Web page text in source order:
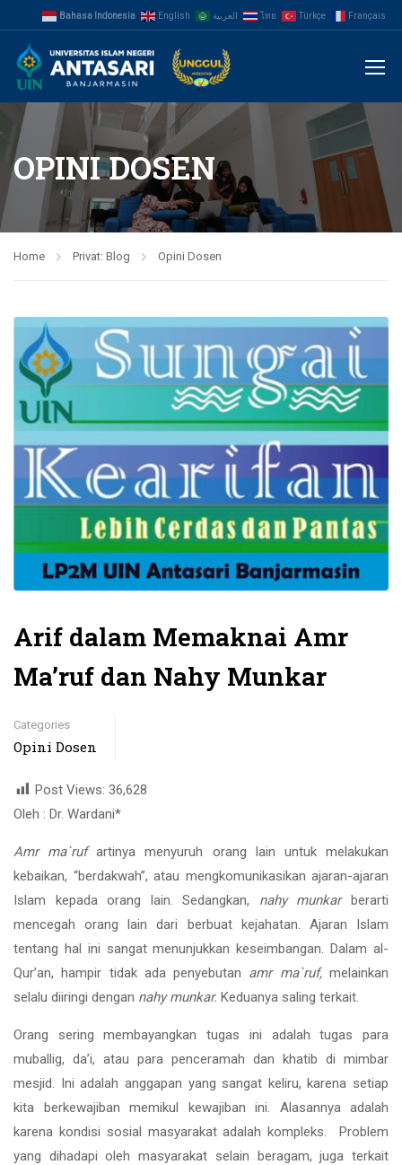
Bahasa Indonesia English العربية ไทย Türkçe Français
OPINI DOSEN
Home Privat: Blog Opini Dosen
Arif dalam Memaknai Amr
Ma’ruf dan Nahy Munkar
Categories
Opini Dosen
Post Views: 36,628
Oleh : Dr. Wardani*
Amr ma`rufartinya menyuruh orang lain untuk melakukan
kebaikan, “berdakwah”, atau mengkomunikasikan ajaran-ajaran
Islam kepada orang lain. Sedangkan, nahy munkarberarti
mencegah orang lain dari berbuat kejahatan. Ajaran Islam
tentang hal ini sangat menunjukkan keseimbangan. Dalam al-
Qur’an, hampir tidak ada penyebutan amr ma`ruf,melainkan
selalu diiringi dengan nahy munkar. Keduanya saling terkait.
Orang sering membayangkan tugas ini adalah tugas para
muballig, da’i, atau para penceramah dan khatib di mimbar
mesjid. Ini adalah anggapan yang sangat keliru, karena setiap
kita berkewajiban memikul kewajiban ini. Alasannya adalah
karena kondisi sosial masyarakat adalah kompleks. Problem
yang dihadapi oleh masyarakat selain beragam, juga terkait